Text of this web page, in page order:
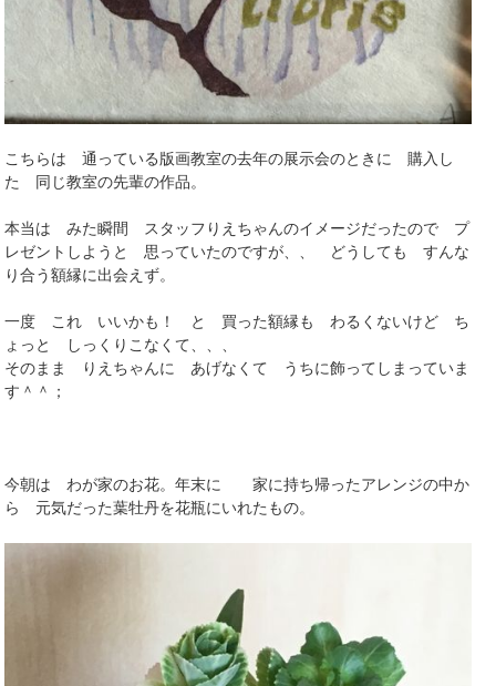
こちらは 通っている版画教室の去年の展示会のときに 購入し
た 同じ教室の先輩の作品。
本当は みた瞬間 スタッフりえちゃんのイメージだったので プ
レゼントしようと 思っていたのですが、、 どうしても すんな
り合う額縁に出会えず。
一度 これ いいかも！ と 買った額縁も わるくないけど ち
ょっと しっくりこなくて、、、
そのまま りえちゃんに あげなくて うちに飾ってしまっていま
す＾＾；
今朝は わが家のお花。年末に 家に持ち帰ったアレンジの中か
ら 元気だった葉牡丹を花瓶にいれたもの。